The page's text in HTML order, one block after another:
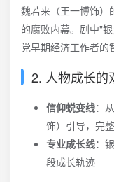
魏若来（王一博饰）
的腐败内幕。剧中"
党早期经济工作者的
2. 人物成长的
信仰蜕变线：
饰）引导，完
专业成长线：
段成长轨迹